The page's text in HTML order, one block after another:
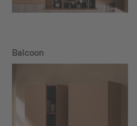
Balcoon